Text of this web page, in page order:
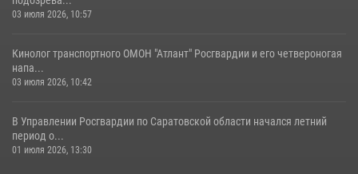
03 июля 2026, 10:57
Кинолог транспортного ОМОН "Атлант" Росгвардии и его четвероногая
напа...
03 июля 2026, 10:42
В Управлении Росгвардии по Саратовской области начался летний
период о...
01 июля 2026, 13:30